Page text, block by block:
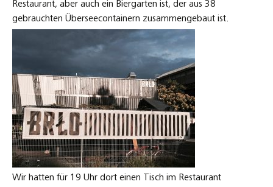
Restaurant, aber auch ein Biergarten ist, der aus 38
gebrauchten Überseecontainern zusammengebaut ist.
Wir hatten für 19 Uhr dort einen Tisch im Restaurant